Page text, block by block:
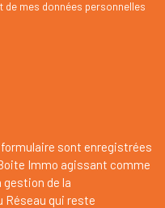
mes données personnelles
sont enregistrées
Immo agissant comme
de la
Réseau qui reste